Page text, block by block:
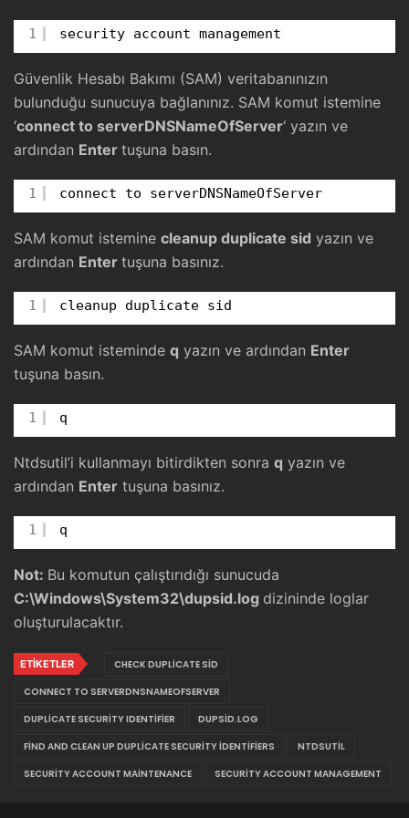
1 security account management
Güvenlik Hesabı Bakımı (SAM) veritabanınızın
bulunduğu sunucuya bağlanınız. SAM komut istemine
‘connect to serverDNSNameOfServer‘ yazın ve
ardından Enter tuşuna basın.
1 connect to serverDNSNameOfServer
SAM komut istemine cleanup duplicate sid yazın ve
ardından Enter tuşuna basınız.
1 cleanup duplicate sid
SAM komut isteminde q yazın ve ardından Enter
tuşuna basın.
1 q
Ntdsutil’i kullanmayı bitirdikten sonra q yazın ve
ardından Enter tuşuna basınız.
1 q
Not: Bu komutun çalıştırıdığı sunucuda
C:\Windows\System32\dupsid.log dizininde loglar
oluşturulacaktır.
ETIKETLER
CHECK DUPLICATE SID
CONNECT TO SERVERDNSNAMEOFSERVER
DUPLICATE SECURITY IDENTIFIER
DUPSID.LOG
FIND AND CLEAN UP DUPLICATE SECURITY IDENTIFIERS
NTDSUTIL
SECURITY ACCOUNT MAINTENANCE
SECURITY ACCOUNT MANAGEMENT